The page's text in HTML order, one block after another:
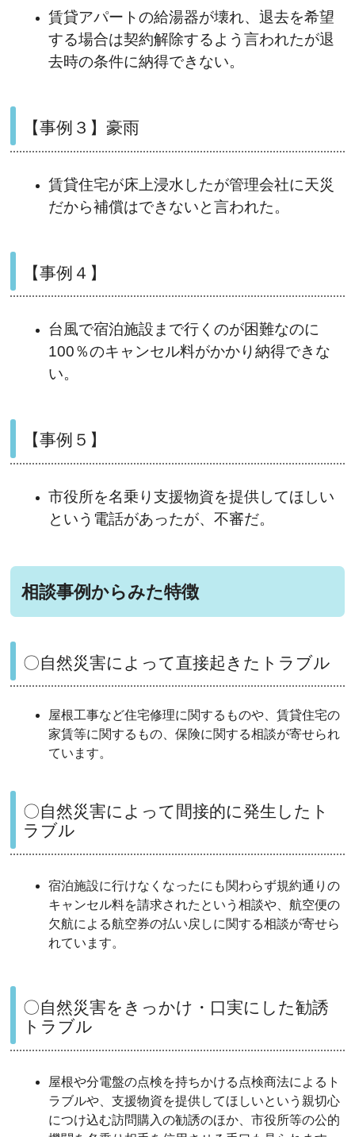
賃貸アパートの給湯器が壊れ、退去を希望
する場合は契約解除するよう言われたが退
去時の条件に納得できない。
【事例３】豪雨
賃貸住宅が床上浸水したが管理会社に天災
だから補償はできないと言われた。
【事例４】
台風で宿泊施設まで行くのが困難なのに
100％のキャンセル料がかかり納得できな
い。
【事例５】
市役所を名乗り支援物資を提供してほしい
という電話があったが、不審だ。
相談事例からみた特徴
〇自然災害によって直接起きたトラブル
屋根工事など住宅修理に関するものや、賃貸住宅の
家賃等に関するもの、保険に関する相談が寄せられ
ています。
〇自然災害によって間接的に発生したト
ラブル
宿泊施設に行けなくなったにも関わらず規約通りの
キャンセル料を請求されたという相談や、航空便の
欠航による航空券の払い戻しに関する相談が寄せら
れています。
〇自然災害をきっかけ・口実にした勧誘
トラブル
屋根や分電盤の点検を持ちかける点検商法によるト
ラブルや、支援物資を提供してほしいという親切心
につけ込む訪問購入の勧誘のほか、市役所等の公的